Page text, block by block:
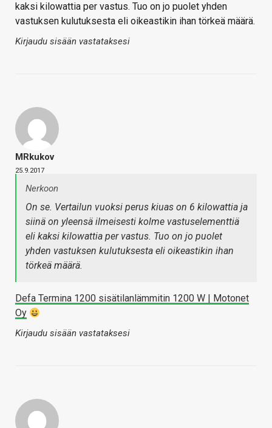
kaksi kilowattia per vastus. Tuo on jo puolet yhden
vastuksen kulutuksesta eli oikeastikin ihan törkeä määrä.
Kirjaudu sisään vastataksesi
MRkukov
25.9.2017
Nerkoon
On se. Vertailun vuoksi perus kiuas on 6 kilowattia ja
siinä on yleensä ilmeisesti kolme vastuselementtiä
eli kaksi kilowattia per vastus. Tuo on jo puolet
yhden vastuksen kulutuksesta eli oikeastikin ihan
törkeä määrä.
Defa Termina 1200 sisätilanlämmitin 1200 W | Motonet
Oy
Kirjaudu sisään vastataksesi